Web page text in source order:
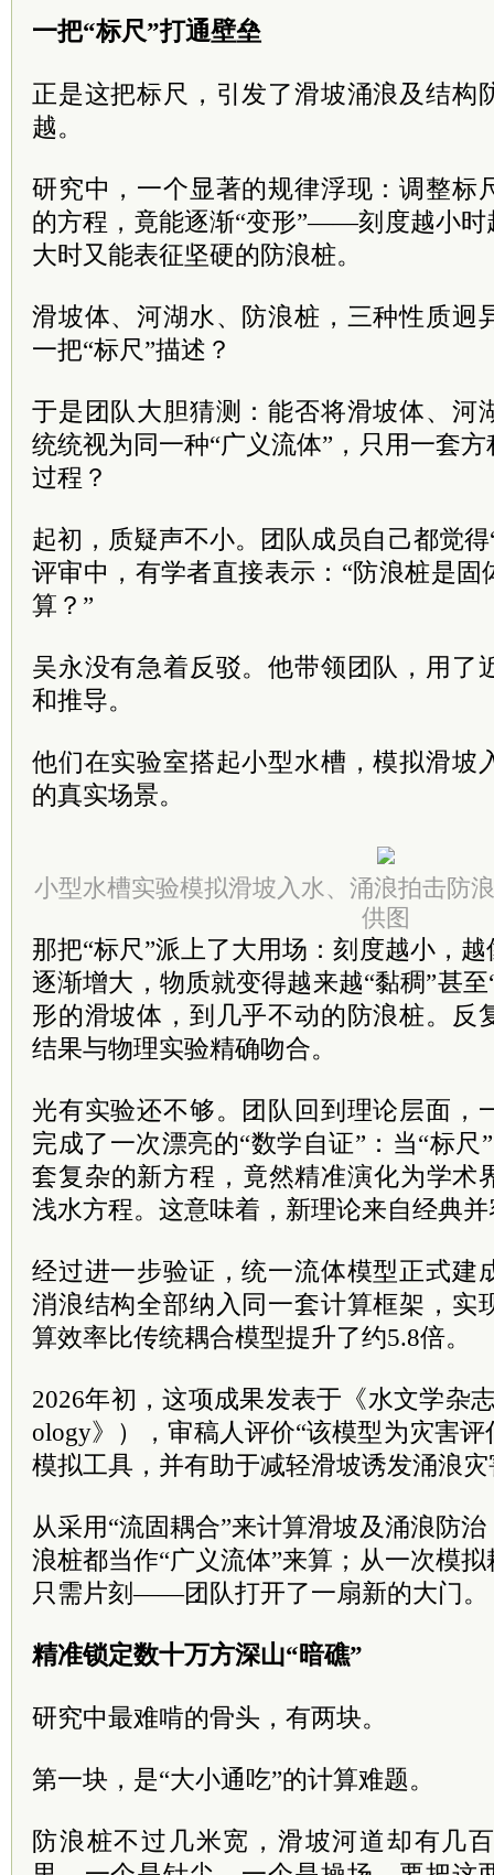
一把“标尺”打通壁垒
正是这把标尺，引发了滑坡涌浪及结构
越。
研究中，一个显著的规律浮现：调整标
的方程，竟能逐渐“变形”——刻度越小时
大时又能表征坚硬的防浪桩。
滑坡体、河湖水、防浪桩，三种性质迥
一把“标尺”描述？
于是团队大胆猜测：能否将滑坡体、河
统统视为同一种“广义流体”，只用一套
过程？
起初，质疑声不小。团队成员自己都觉
评审中，有学者直接表示：“防浪桩是
算？”
吴永没有急着反驳。他带领团队，用了
和推导。
他们在实验室搭起小型水槽，模拟滑坡
的真实场景。
小型水槽实验模拟滑坡入水、涌浪拍击防
供图
那把“标尺”派上了大用场：刻度越小，
逐渐增大，物质就变得越来越“黏稠”甚
形的滑坡体，到几乎不动的防浪桩。反
结果与物理实验精确吻合。
光有实验还不够。团队回到理论层面，
完成了一次漂亮的“数学自证”：当“标尺
套复杂的新方程，竟然精准演化为学
浅水方程。这意味着，新理论来自经典
经过进一步验证，统一流体模型正式建
消浪结构全部纳入同一套计算框架，实
算效率比传统耦合模型提升了约5.8倍。
2026年初，这项成果发表于《水文学杂
ology》），审稿人评价“该模型为灾害
模拟工具，并有助于减轻滑坡诱发涌浪
从采用“流固耦合”来计算滑坡及涌浪防
浪桩都当作“广义流体”来算；从一次模
只需片刻——团队打开了一扇新的大门。
精准锁定数十万方深山“暗礁”
研究中最难啃的骨头，有两块。
第一块，是“大小通吃”的计算难题。
防浪桩不过几米宽，滑坡河道却有几